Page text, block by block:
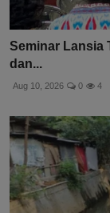
Seminar Lansia
dan...
Aug 10, 2026 0 4